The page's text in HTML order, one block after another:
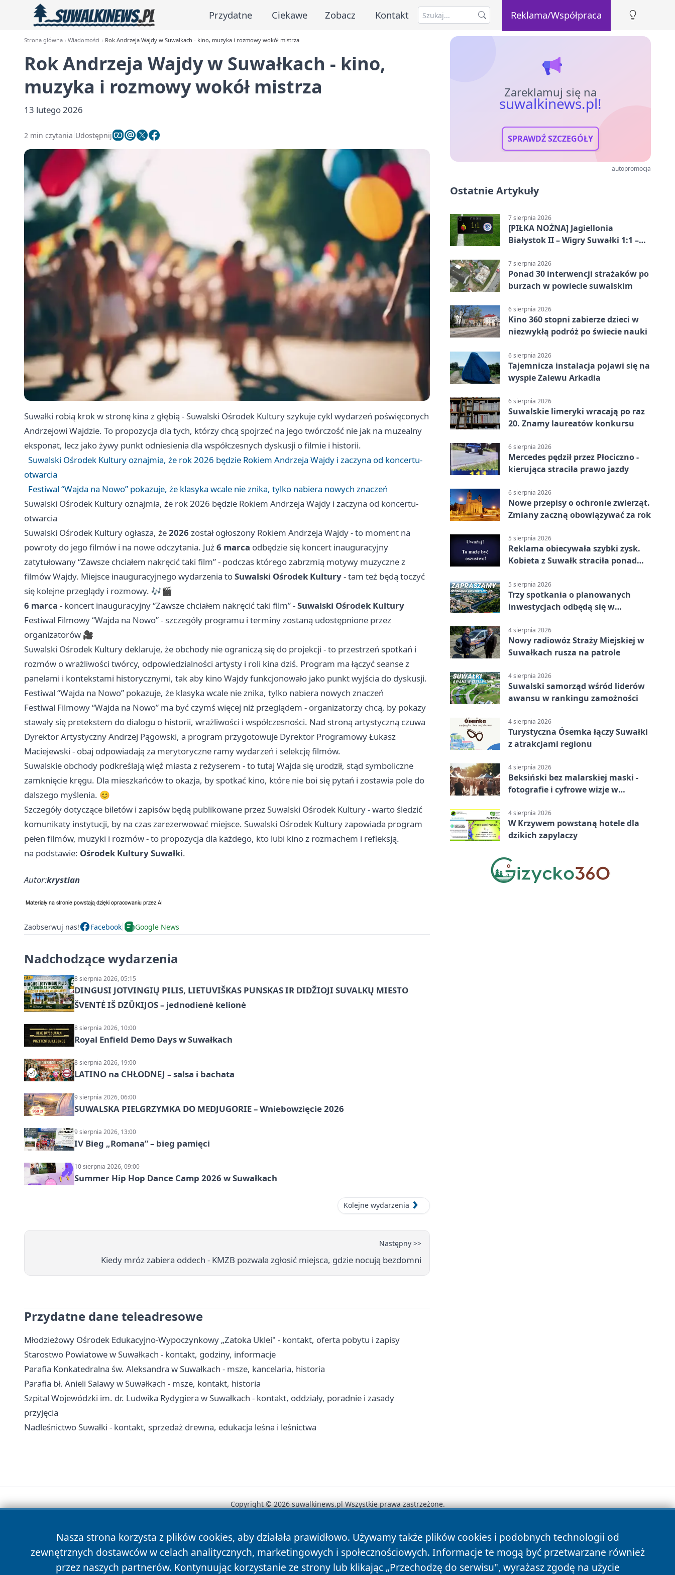
Przydatne Ciekawe Zobacz Kontakt Reklama/Współpraca
Strona główna Wiadomości Rok Andrzeja Wajdy w Suwałkach - kino, muzyka i rozmowy wokół mistrza
Rok Andrzeja Wajdy w Suwałkach - kino,
muzyka i rozmowy wokół mistrza
13 lutego 2026
2 min czytania Udostępnij
Suwałki robią krok w stronę kina z głębią - Suwalski Ośrodek Kultury szykuje cykl wydarzeń poświęconych
Andrzejowi Wajdzie. To propozycja dla tych, którzy chcą spojrzeć na jego twórczość nie jak na muzealny
eksponat, lecz jako żywy punkt odniesienia dla współczesnych dyskusji o filmie i historii.
Suwalski Ośrodek Kultury oznajmia, że rok 2026 będzie Rokiem Andrzeja Wajdy i zaczyna od koncertu-
otwarcia
Festiwal “Wajda na Nowo” pokazuje, że klasyka wcale nie znika, tylko nabiera nowych znaczeń
Suwalski Ośrodek Kultury oznajmia, że rok 2026 będzie Rokiem Andrzeja Wajdy i zaczyna od koncertu-
otwarcia
Suwalski Ośrodek Kultury ogłasza, że2026 został ogłoszony Rokiem Andrzeja Wajdy - to moment na
powroty do jego filmów i na nowe odczytania. Już6 marca odbędzie się koncert inauguracyjny
zatytułowany “Zawsze chciałem nakręcić taki film” - podczas którego zabrzmią motywy muzyczne z
filmów Wajdy. Miejsce inauguracyjnego wydarzenia toSuwalski Ośrodek Kultury- tam też będą toczyć
się kolejne przeglądy i rozmowy. 🎶🎬
6 marca - koncert inauguracyjny “Zawsze chciałem nakręcić taki film” -Suwalski Ośrodek Kultury
Festiwal Filmowy “Wajda na Nowo” - szczegóły programu i terminy zostaną udostępnione przez
organizatorów 🎥
Suwalski Ośrodek Kultury deklaruje, że obchody nie ograniczą się do projekcji - to przestrzeń spotkań i
rozmów o wrażliwości twórcy, odpowiedzialności artysty i roli kina dziś. Program ma łączyć seanse z
panelami i kontekstami historycznymi, tak aby kino Wajdy funkcjonowało jako punkt wyjścia do dyskusji.
Festiwal “Wajda na Nowo” pokazuje, że klasyka wcale nie znika, tylko nabiera nowych znaczeń
Festiwal Filmowy “Wajda na Nowo” ma być czymś więcej niż przeglądem - organizatorzy chcą, by pokazy
stawały się pretekstem do dialogu o historii, wrażliwości i współczesności. Nad stroną artystyczną czuwa
Dyrektor Artystyczny Andrzej Pągowski, a program przygotowuje Dyrektor Programowy Łukasz
Maciejewski - obaj odpowiadają za merytoryczne ramy wydarzeń i selekcję filmów.
Suwalskie obchody podkreślają więź miasta z reżyserem - to tutaj Wajda się urodził, stąd symboliczne
zamknięcie kręgu. Dla mieszkańców to okazja, by spotkać kino, które nie boi się pytań i zostawia pole do
dalszego myślenia. 😊
Szczegóły dotyczące biletów i zapisów będą publikowane przez Suwalski Ośrodek Kultury - warto śledzić
komunikaty instytucji, by na czas zarezerwować miejsce. Suwalski Ośrodek Kultury zapowiada program
pełen filmów, muzyki i rozmów - to propozycja dla każdego, kto lubi kino z rozmachem i refleksją.
na podstawie: Ośrodek Kultury Suwałki.
Autor:krystian
Zaobserwuj nas! Facebook Google News
Nadchodzące wydarzenia
8 sierpnia 2026, 05:15
DINGUSI JOTVINGIŲ PILIS, LIETUVIŠKAS PUNSKAS IR DIDŽIOJI SUVALKŲ MIESTO
ŠVENTĖ IŠ DZŪKIJOS – jednodienė kelionė
8 sierpnia 2026, 10:00
Royal Enfield Demo Days w Suwałkach
8 sierpnia 2026, 19:00
LATINO na CHŁODNEJ – salsa i bachata
9 sierpnia 2026, 06:00
SUWALSKA PIELGRZYMKA DO MEDJUGORIE – Wniebowzięcie 2026
9 sierpnia 2026, 13:00
IV Bieg „Romana” – bieg pamięci
10 sierpnia 2026, 09:00
Summer Hip Hop Dance Camp 2026 w Suwałkach
Kolejne wydarzenia
Następny >>
Kiedy mróz zabiera oddech - KMZB pozwala zgłosić miejsca, gdzie nocują bezdomni
Przydatne dane teleadresowe
Młodzieżowy Ośrodek Edukacyjno-Wypoczynkowy „Zatoka Uklei" - kontakt, oferta pobytu i zapisy
Starostwo Powiatowe w Suwałkach - kontakt, godziny, informacje
Parafia Konkatedralna św. Aleksandra w Suwałkach - msze, kancelaria, historia
Parafia bł. Anieli Salawy w Suwałkach - msze, kontakt, historia
Szpital Wojewódzki im. dr. Ludwika Rydygiera w Suwałkach - kontakt, oddziały, poradnie i zasady
przyjęcia
Nadleśnictwo Suwałki - kontakt, sprzedaż drewna, edukacja leśna i leśnictwa
Zareklamuj się na
suwalkinews.pl!
SPRAWDŹ SZCZEGÓŁY
autopromocja
Ostatnie Artykuły
7 sierpnia 2026
[PIŁKA NOŻNA] Jagiellonia
Białystok II – Wigry Suwałki 1:1 –
7 sierpnia 2026
Ponad 30 interwencji strażaków po
burzach w powiecie suwalskim
6 sierpnia 2026
Kino 360 stopni zabierze dzieci w
niezwykłą podróż po świecie nauki
6 sierpnia 2026
Tajemnicza instalacja pojawi się na
wyspie Zalewu Arkadia
6 sierpnia 2026
Suwalskie limeryki wracają po raz
20. Znamy laureatów konkursu
6 sierpnia 2026
Mercedes pędził przez Płociczno -
kierująca straciła prawo jazdy
6 sierpnia 2026
Nowe przepisy o ochronie zwierząt.
Zmiany zaczną obowiązywać za rok
5 sierpnia 2026
Reklama obiecywała szybki zysk.
Kobieta z Suwałk straciła ponad
5 sierpnia 2026
Trzy spotkania o planowanych
inwestycjach odbędą się w
4 sierpnia 2026
Nowy radiowóz Straży Miejskiej w
Suwałkach rusza na patrole
4 sierpnia 2026
Suwalski samorząd wśród liderów
awansu w rankingu zamożności
4 sierpnia 2026
Turystyczna Ósemka łączy Suwałki
z atrakcjami regionu
4 sierpnia 2026
Beksiński bez malarskiej maski -
fotografie i cyfrowe wizje w
4 sierpnia 2026
W Krzywem powstaną hotele dla
dzikich zapylaczy
Nasza strona korzysta z plików cookies, aby działała prawidłowo. Używamy także plików cookies i podobnych technologii od
zewnętrznych dostawców w celach analitycznych, marketingowych i społecznościowych. Informacje te mogą być przetwarzane również
przez naszych partnerów. Kontynuując korzystanie ze strony lub klikając „Przechodzę do serwisu", wyrażasz zgodę na użycie
Copyright © 2026 suwalkinews.pl Wszystkie prawa zastrzeżone.
News Autorzy Polityka Prywatności Polityka Cookies